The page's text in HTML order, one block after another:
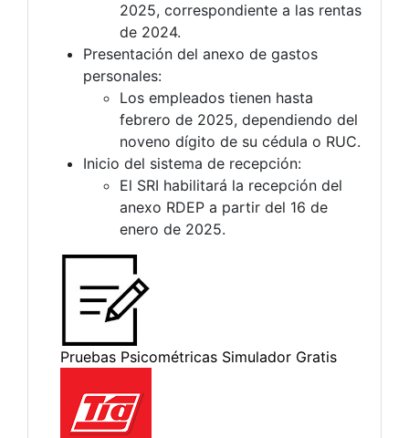
2025, correspondiente a las rentas
de 2024.
Presentación del anexo de gastos
personales:
Los empleados tienen hasta
febrero de 2025, dependiendo del
noveno dígito de su cédula o RUC.
Inicio del sistema de recepción:
El SRI habilitará la recepción del
anexo RDEP a partir del 16 de
enero de 2025.